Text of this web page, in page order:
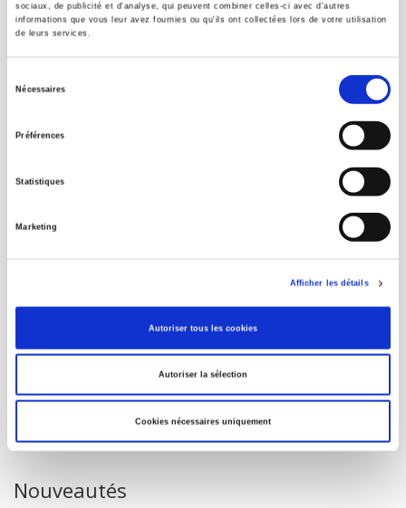
sociaux, de publicité et d'analyse, qui peuvent combiner celles-ci avec d'autres
informations que vous leur avez fournies ou qu'ils ont collectées lors de votre utilisation
de leurs services.
Nécessaires
Préférences
Statistiques
Marketing
Afficher les détails
Autoriser tous les cookies
Autoriser la sélection
Cookies nécessaires uniquement
Maison d'édition dédiée aux sciences humaines et sociales, les
Presses de Sciences Po participent depuis leur création en 1976
POUR LES LIBRAIRES
À paraître
La France et l'Union européenne
Nouveautés